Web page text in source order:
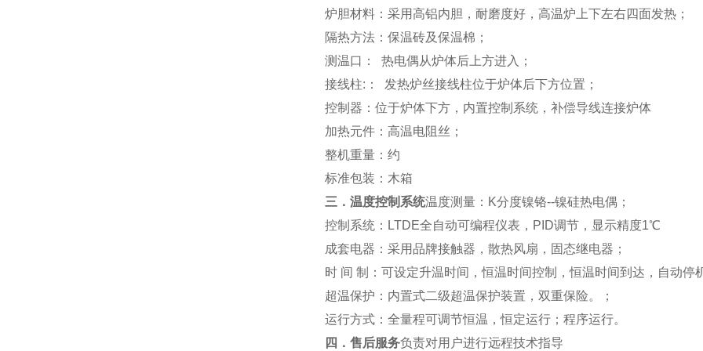
炉胆材料：采用高铝内胆，耐磨度好，高温炉上下左右四面发热；
隔热方法：保温砖及保温棉；
测温口：
热电偶从炉体后上方进入；
接线柱: ：
发热炉丝接线柱位于炉体后下方位置；
控制器：位于炉体下方，内置控制系统，补偿导线连接炉体
加热元件：高温电阻丝；
整机重量：约
标准包装：木箱
三．温度控制系统温度测量： K分度镍铬--镍硅热电偶；
控制系统： LTDE全自动可编程仪表， PID调节，显示精度1℃
成套电器：采用品牌接触器，散热风扇，固态继电器；
时 间 制：可设定升温时间，恒温时间控制，恒温时间到达，自动停
超温保护：内置式二级超温保护装置，双重保险。；
运行方式：全量程可调节恒温，恒定运行；程序运行。
四．售后服务负责对用户进行远程技术指导